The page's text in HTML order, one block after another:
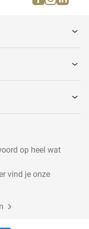
Brons
op heel wat
vind je onze